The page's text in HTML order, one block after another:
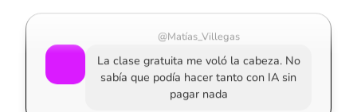
La clase gratuita me voló la cabeza. No
sabía que podía hacer tanto con IA sin
pagar nada